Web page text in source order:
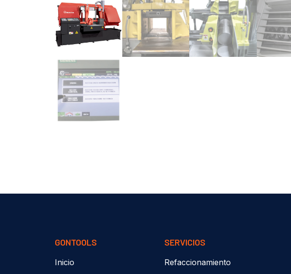
GONTOOLS
Inicio
SERVICIOS
Refaccionamiento